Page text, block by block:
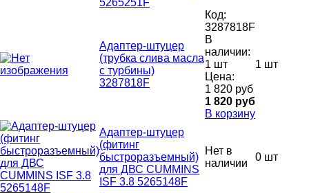
Адаптер-штуцер
(трубка слива масла
с турбины)
3287818F
Код:
3287818F
В
наличии:
1 шт
Цена:
1 820 руб
1 820 руб
В корзину
1 шт
Адаптер-штуцер
(фитинг
быстроразъемный)
для ДВС CUMMINS
ISF 3.8 5265148F
Нет в
наличии
0 шт